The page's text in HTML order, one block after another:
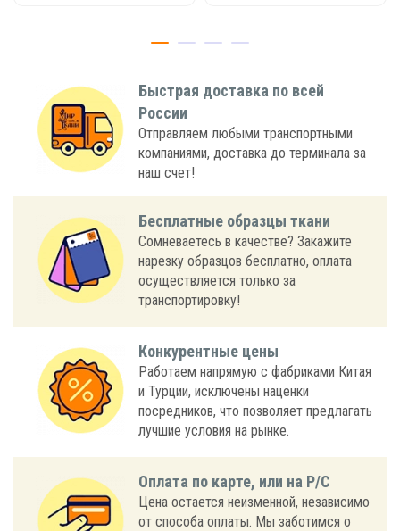
Быстрая доставка по всей
России
Отправляем любыми транспортными
компаниями, доставка до терминала за
наш счет!
Бесплатные образцы ткани
Сомневаетесь в качестве? Закажите
нарезку образцов бесплатно, оплата
осуществляется только за
транспортировку!
Конкурентные цены
Работаем напрямую с фабриками Китая
и Турции, исключены наценки
посредников, что позволяет предлагать
лучшие условия на рынке.
Оплата по карте, или на Р/С
Цена остается неизменной, независимо
от способа оплаты. Мы заботимся о